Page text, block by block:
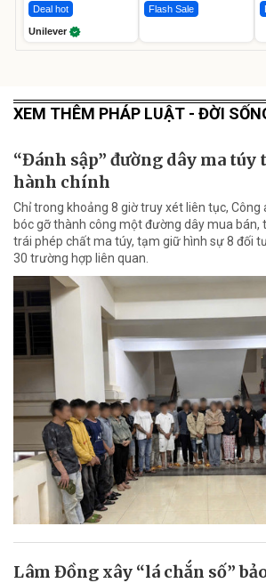
Deal hot
Unilever
Flash Sale
XEM THÊM PHÁP LUẬT - ĐỜI
“Đánh sập” đường dây ma
hành chính
Chỉ trong khoảng 8 giờ truy xét liên tục, Công
bóc gỡ thành công một đường dây mua bán,
trái phép chất ma túy, tạm giữ hình sự 8 đối
30 trường hợp liên quan.
Lâm Đồng xây “lá chắn số”